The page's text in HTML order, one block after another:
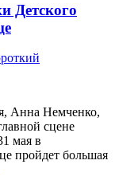
Детского
Анна Немченко,
сцене
мая в
пройдет большая